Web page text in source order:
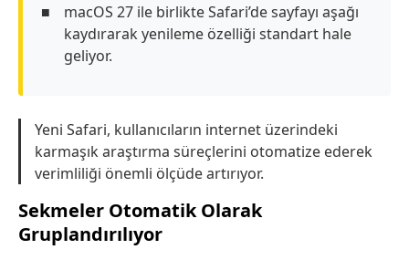
macOS 27 ile birlikte Safari’de sayfayı aşağı
kaydırarak yenileme özelliği standart hale
geliyor.
Yeni Safari, kullanıcıların internet üzerindeki
karmaşık araştırma süreçlerini otomatize ederek
verimliliği önemli ölçüde artırıyor.
Sekmeler Otomatik Olarak
Gruplandırılıyor